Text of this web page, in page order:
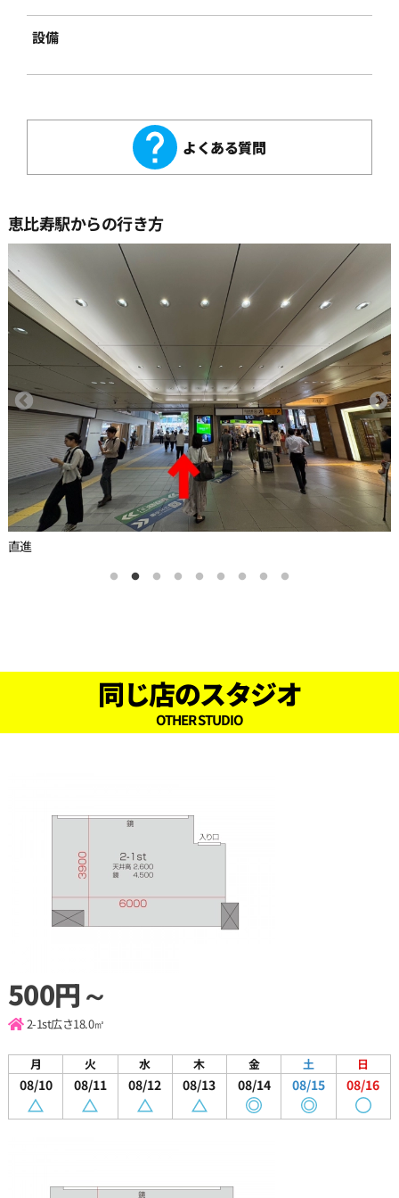
設備
よくある質問
恵比寿駅からの行き方
直進
同じ店のスタジオ
OTHER STUDIO
500円～
2-1st広さ18.0㎡
月
08/10
火
08/11
水
08/12
木
08/13
金
08/14
土
08/15
日
08/16